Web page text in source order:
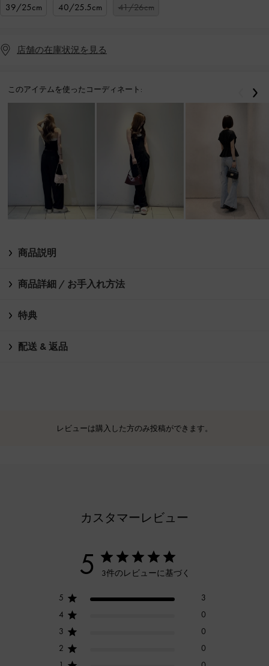
39/25cm 40/25.5cm 41/26cm
店舗の在庫状況を見る
このアイテムを使ったコーディネート: 戻る
商品説明
商品詳細 / お手入れ方法
特典
配送 & 返品
レビューは購入した方のみ投稿ができます。
カスタマーレビュー
5 3件のレビューに基づく
5
3
4
0
3
0
2
0